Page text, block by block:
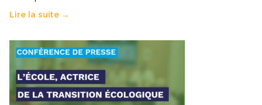
Lire la suite →